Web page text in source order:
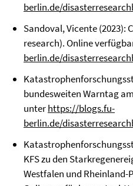
berlin.de/
Sandoval, Vicente (2023):
research). Online
berlin.de/
bundesweiten Warntag
unterhttps://blogs.fu-
berlin.de/
KFS zu den
Westfalen und Rheinland-